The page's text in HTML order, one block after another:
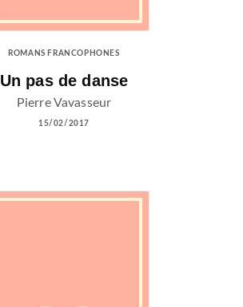
ROMANS FRANCOPHONES
Un pas de danse
Pierre Vavasseur
15/02/2017